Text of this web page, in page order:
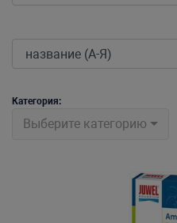
Категория:
Выберите категорию